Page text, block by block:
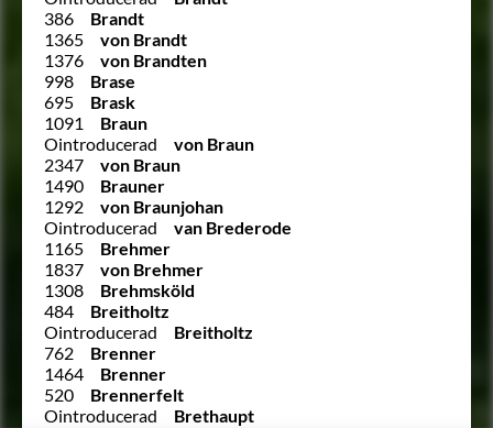
386
Brandt
1365
von Brandt
1376
von Brandten
998
Brase
695
Brask
1091
Braun
Ointroducerad
von Braun
2347
von Braun
1490
Brauner
1292
von Braunjohan
Ointroducerad
van Brederode
1165
Brehmer
1837
von Brehmer
1308
Brehmsköld
484
Breitholtz
Ointroducerad
Breitholtz
762
Brenner
1464
Brenner
520
Brennerfelt
Ointroducerad
Brethaupt